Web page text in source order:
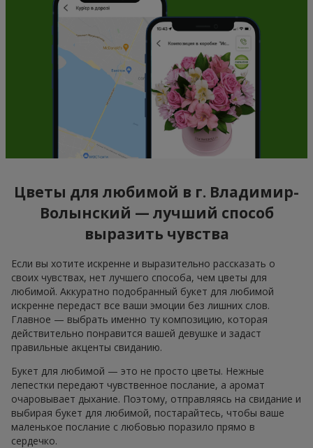
Цветы для любимой в г. Владимир-
Волынский — лучший способ
выразить чувства
Если вы хотите искренне и выразительно рассказать о
своих чувствах, нет лучшего способа, чем цветы для
любимой. Аккуратно подобранный букет для любимой
искренне передаст все ваши эмоции без лишних слов.
Главное — выбрать именно ту композицию, которая
действительно понравится вашей девушке и задаст
правильные акценты свиданию.
Букет для любимой — это не просто цветы. Нежные
лепестки передают чувственное послание, а аромат
очаровывает дыхание. Поэтому, отправляясь на свидание и
выбирая букет для любимой, постарайтесь, чтобы ваше
маленькое послание с любовью поразило прямо в
сердечко.